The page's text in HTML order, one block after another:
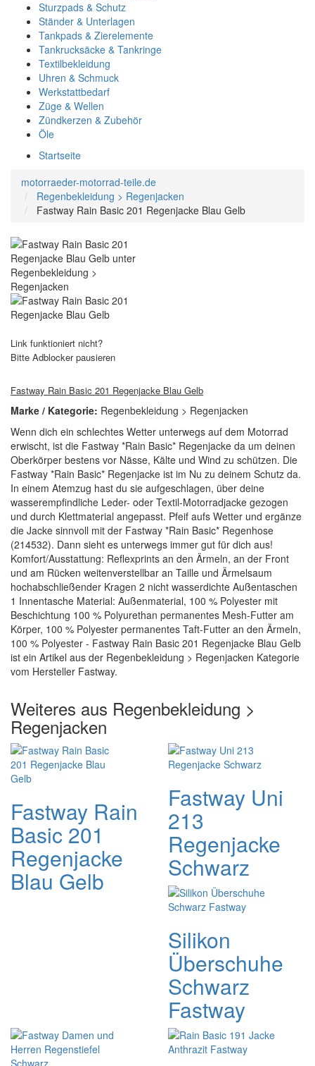
Sturzpads & Schutz
Ständer & Unterlagen
Tankpads & Zierelemente
Tankrucksäcke & Tankringe
Textilbekleidung
Uhren & Schmuck
Werkstattbedarf
Züge & Wellen
Zündkerzen & Zubehör
Öle
Startseite
motorraeder-motorrad-teile.de
Regenbekleidung > Regenjacken
Fastway Rain Basic 201 Regenjacke Blau Gelb
Link funktioniert nicht?
Bitte Adblocker pausieren
Fastway Rain Basic 201 Regenjacke Blau Gelb
Marke / Kategorie: Regenbekleidung > Regenjacken
Wenn dich ein schlechtes Wetter unterwegs auf dem Motorrad
erwischt, ist die Fastway *Rain Basic* Regenjacke da um deinen
Oberkörper bestens vor Nässe, Kälte und Wind zu schützen. Die
Fastway *Rain Basic* Regenjacke ist im Nu zu deinem Schutz da.
In einem Atemzug hast du sie aufgeschlagen, über deine
wasserempfindliche Leder- oder Textil-Motorradjacke gezogen
und durch Klettmaterial angepasst. Pfeif aufs Wetter und ergänze
die Jacke sinnvoll mit der Fastway *Rain Basic* Regenhose
(214532). Dann sieht es unterwegs immer gut für dich aus!
Komfort/Ausstattung: Reflexprints an den Ärmeln, an der Front
und am Rücken weitenverstellbar an Taille und Ärmelsaum
hochabschließender Kragen 2 nicht wasserdichte Außentaschen
1 Innentasche Material: Außenmaterial, 100 % Polyester mit
Beschichtung 100 % Polyurethan permanentes Mesh-Futter am
Körper, 100 % Polyester permanentes Taft-Futter an den Ärmeln,
100 % Polyester - Fastway Rain Basic 201 Regenjacke Blau Gelb
ist ein Artikel aus der Regenbekleidung > Regenjacken Kategorie
vom Hersteller Fastway.
Weiteres aus Regenbekleidung >
Regenjacken
Fastway Rain
Basic 201
Regenjacke
Blau Gelb
Fastway Uni
213
Regenjacke
Schwarz
Silikon
Überschuhe
Schwarz
Fastway